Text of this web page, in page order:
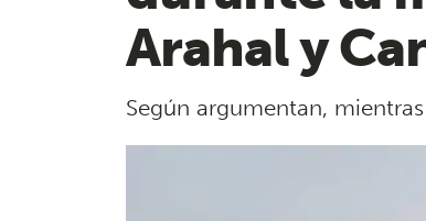
Arahal y
Según argumentan,